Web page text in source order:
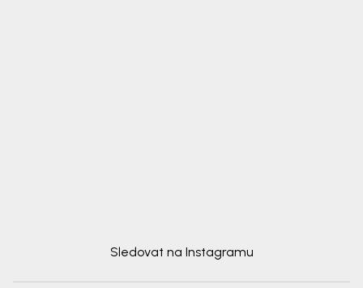
Sledovat na Instagramu